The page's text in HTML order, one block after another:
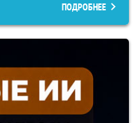
ПОДРОБНЕЕ